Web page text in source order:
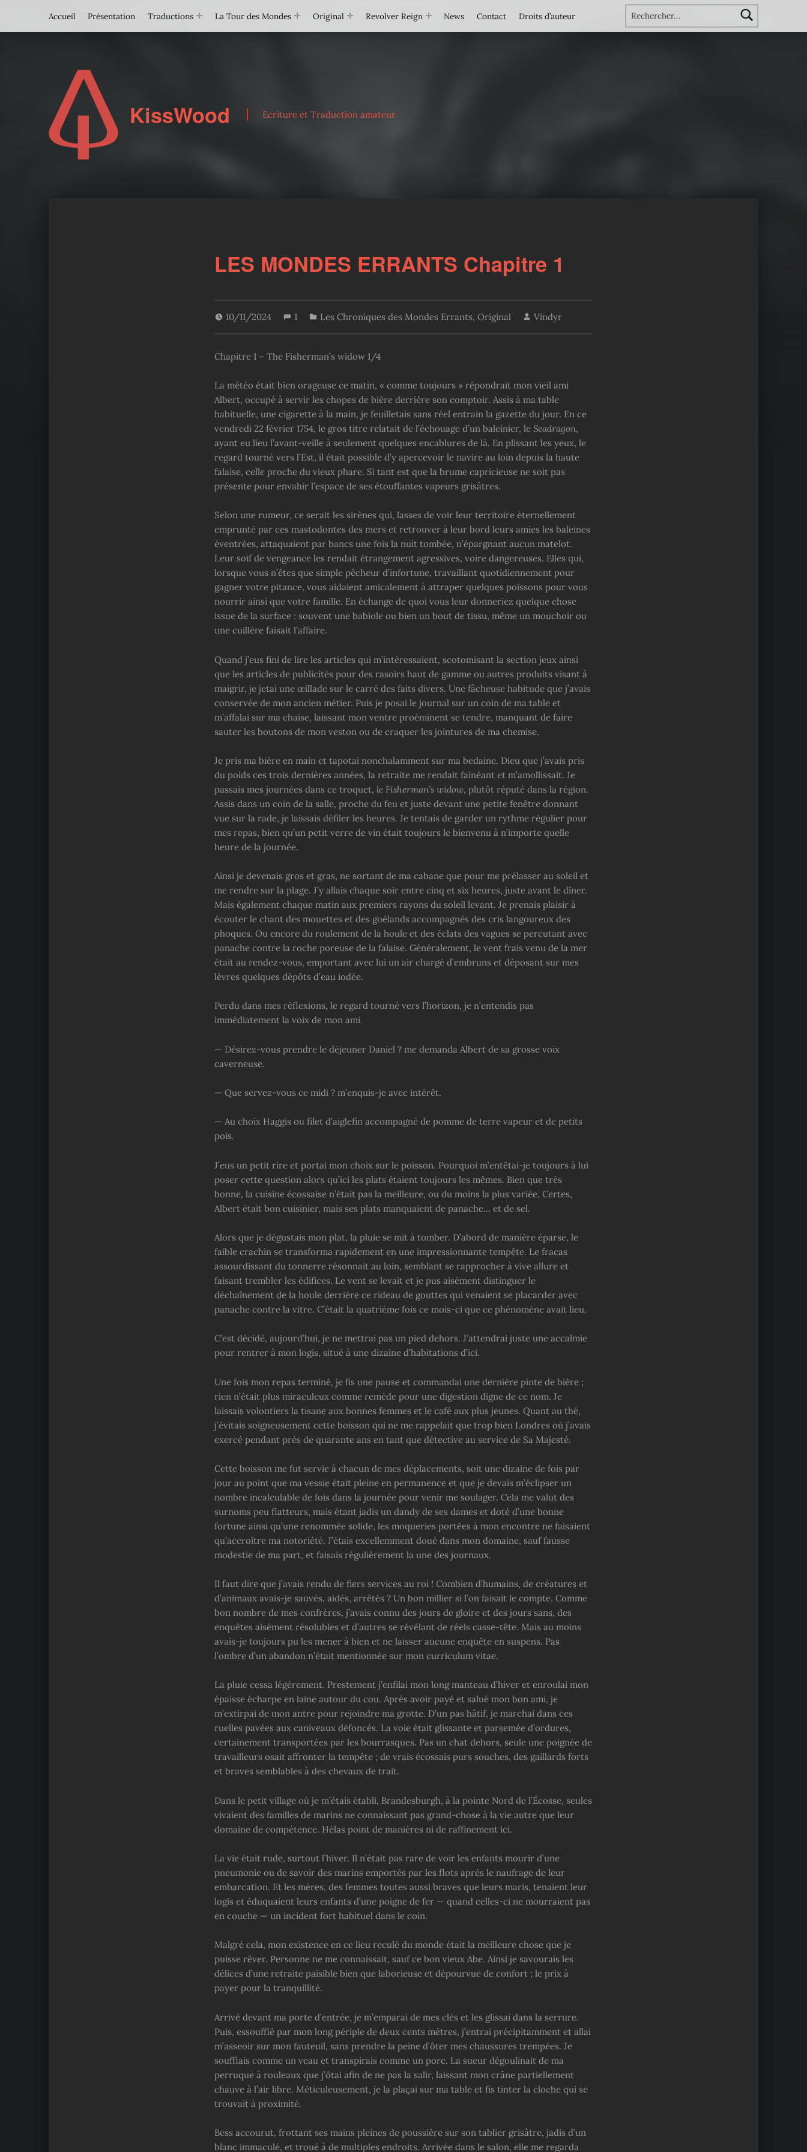
Rechercher :
Accueil
Présentation Traductions La Tour des Mondes Original Revolver Reign News Contact Droits d’auteur
KissWood Ecriture et Traduction amateur
LES MONDES ERRANTS Chapitre 1
10/11/2024 1 Les Chroniques des Mondes Errants, Original Vindyr
Chapitre 1 – The Fisherman’s widow 1/4
La météo était bien orageuse ce matin, « comme toujours » répondrait mon vieil ami
Albert, occupé à servir les chopes de bière derrière son comptoir. Assis à ma table
habituelle, une cigarette à la main, je feuilletais sans réel entrain la gazette du jour. En ce
vendredi 22 février 1754, le gros titre relatait de l’échouage d’un baleinier, le Seadragon,
ayant eu lieu l’avant-veille à seulement quelques encablures de là. En plissant les yeux, le
regard tourné vers l’Est, il était possible d’y apercevoir le navire au loin depuis la haute
falaise, celle proche du vieux phare. Si tant est que la brume capricieuse ne soit pas
présente pour envahir l’espace de ses étouffantes vapeurs grisâtres.
Selon une rumeur, ce serait les sirènes qui, lasses de voir leur territoire éternellement
emprunté par ces mastodontes des mers et retrouver à leur bord leurs amies les baleines
éventrées, attaquaient par bancs une fois la nuit tombée, n’épargnant aucun matelot.
Leur soif de vengeance les rendait étrangement agressives, voire dangereuses. Elles qui,
lorsque vous n’êtes que simple pêcheur d’infortune, travaillant quotidiennement pour
gagner votre pitance, vous aidaient amicalement à attraper quelques poissons pour vous
nourrir ainsi que votre famille. En échange de quoi vous leur donneriez quelque chose
issue de la surface : souvent une babiole ou bien un bout de tissu, même un mouchoir ou
une cuillère faisait l’affaire.
Quand j’eus fini de lire les articles qui m’intéressaient, scotomisant la section jeux ainsi
que les articles de publicités pour des rasoirs haut de gamme ou autres produits visant à
maigrir, je jetai une œillade sur le carré des faits divers. Une fâcheuse habitude que j’avais
conservée de mon ancien métier. Puis je posai le journal sur un coin de ma table et
m’affalai sur ma chaise, laissant mon ventre proéminent se tendre, manquant de faire
sauter les boutons de mon veston ou de craquer les jointures de ma chemise.
Je pris ma bière en main et tapotai nonchalamment sur ma bedaine. Dieu que j’avais pris
du poids ces trois dernières années, la retraite me rendait fainéant et m’amollissait. Je
passais mes journées dans ce troquet, le Fisherman’s widow, plutôt réputé dans la région.
Assis dans un coin de la salle, proche du feu et juste devant une petite fenêtre donnant
vue sur la rade, je laissais défiler les heures. Je tentais de garder un rythme régulier pour
mes repas, bien qu’un petit verre de vin était toujours le bienvenu à n’importe quelle
heure de la journée.
Ainsi je devenais gros et gras, ne sortant de ma cabane que pour me prélasser au soleil et
me rendre sur la plage. J’y allais chaque soir entre cinq et six heures, juste avant le dîner.
Mais également chaque matin aux premiers rayons du soleil levant. Je prenais plaisir à
écouter le chant des mouettes et des goélands accompagnés des cris langoureux des
phoques. Ou encore du roulement de la houle et des éclats des vagues se percutant avec
panache contre la roche poreuse de la falaise. Généralement, le vent frais venu de la mer
était au rendez-vous, emportant avec lui un air chargé d’embruns et déposant sur mes
lèvres quelques dépôts d’eau iodée.
Perdu dans mes réflexions, le regard tourné vers l’horizon, je n’entendis pas
immédiatement la voix de mon ami.
— Désirez-vous prendre le déjeuner Daniel ? me demanda Albert de sa grosse voix
caverneuse.
— Que servez-vous ce midi ? m’enquis-je avec intérêt.
— Au choix Haggis ou filet d’aiglefin accompagné de pomme de terre vapeur et de petits
pois.
J’eus un petit rire et portai mon choix sur le poisson. Pourquoi m’entêtai-je toujours à lui
poser cette question alors qu’ici les plats étaient toujours les mêmes. Bien que très
bonne, la cuisine écossaise n’était pas la meilleure, ou du moins la plus variée. Certes,
Albert était bon cuisinier, mais ses plats manquaient de panache… et de sel.
Alors que je dégustais mon plat, la pluie se mit à tomber. D’abord de manière éparse, le
faible crachin se transforma rapidement en une impressionnante tempête. Le fracas
assourdissant du tonnerre résonnait au loin, semblant se rapprocher à vive allure et
faisant trembler les édifices. Le vent se levait et je pus aisément distinguer le
déchaînement de la houle derrière ce rideau de gouttes qui venaient se placarder avec
panache contre la vitre. C’était la quatrième fois ce mois-ci que ce phénomène avait lieu.
C’est décidé, aujourd’hui, je ne mettrai pas un pied dehors. J’attendrai juste une accalmie
pour rentrer à mon logis, situé à une dizaine d’habitations d’ici.
Une fois mon repas terminé, je fis une pause et commandai une dernière pinte de bière ;
rien n’était plus miraculeux comme remède pour une digestion digne de ce nom. Je
laissais volontiers la tisane aux bonnes femmes et le café aux plus jeunes. Quant au thé,
j’évitais soigneusement cette boisson qui ne me rappelait que trop bien Londres où j’avais
exercé pendant près de quarante ans en tant que détective au service de Sa Majesté.
Cette boisson me fut servie à chacun de mes déplacements, soit une dizaine de fois par
jour au point que ma vessie était pleine en permanence et que je devais m’éclipser un
nombre incalculable de fois dans la journée pour venir me soulager. Cela me valut des
surnoms peu flatteurs, mais étant jadis un dandy de ses dames et doté d’une bonne
fortune ainsi qu’une renommée solide, les moqueries portées à mon encontre ne faisaient
qu’accroître ma notoriété. J’étais excellemment doué dans mon domaine, sauf fausse
modestie de ma part, et faisais régulièrement la une des journaux.
Il faut dire que j’avais rendu de fiers services au roi ! Combien d’humains, de créatures et
d’animaux avais-je sauvés, aidés, arrêtés ? Un bon millier si l’on faisait le compte. Comme
bon nombre de mes confrères, j’avais connu des jours de gloire et des jours sans, des
enquêtes aisément résolubles et d’autres se révélant de réels casse-tête. Mais au moins
avais-je toujours pu les mener à bien et ne laisser aucune enquête en suspens. Pas
l’ombre d’un abandon n’était mentionnée sur mon curriculum vitae.
La pluie cessa légèrement. Prestement j’enfilai mon long manteau d’hiver et enroulai mon
épaisse écharpe en laine autour du cou. Après avoir payé et salué mon bon ami, je
m’extirpai de mon antre pour rejoindre ma grotte. D’un pas hâtif, je marchai dans ces
ruelles pavées aux caniveaux défoncés. La voie était glissante et parsemée d’ordures,
certainement transportées par les bourrasques. Pas un chat dehors, seule une poignée de
travailleurs osait affronter la tempête ; de vrais écossais purs souches, des gaillards forts
et braves semblables à des chevaux de trait.
Dans le petit village où je m’étais établi, Brandesburgh, à la pointe Nord de l’Écosse, seules
vivaient des familles de marins ne connaissant pas grand-chose à la vie autre que leur
domaine de compétence. Hélas point de manières ni de raffinement ici.
La vie était rude, surtout l’hiver. Il n’était pas rare de voir les enfants mourir d’une
pneumonie ou de savoir des marins emportés par les flots après le naufrage de leur
embarcation. Et les mères, des femmes toutes aussi braves que leurs maris, tenaient leur
logis et éduquaient leurs enfants d’une poigne de fer — quand celles-ci ne mourraient pas
en couche — un incident fort habituel dans le coin.
Malgré cela, mon existence en ce lieu reculé du monde était la meilleure chose que je
puisse rêver. Personne ne me connaissait, sauf ce bon vieux Abe. Ainsi je savourais les
délices d’une retraite paisible bien que laborieuse et dépourvue de confort ; le prix à
payer pour la tranquillité.
Arrivé devant ma porte d’entrée, je m’emparai de mes clés et les glissai dans la serrure.
Puis, essoufflé par mon long périple de deux cents mètres, j’entrai précipitamment et allai
m’asseoir sur mon fauteuil, sans prendre la peine d’ôter mes chaussures trempées. Je
soufflais comme un veau et transpirais comme un porc. La sueur dégoulinait de ma
perruque à rouleaux que j’ôtai afin de ne pas la salir, laissant mon crâne partiellement
chauve à l’air libre. Méticuleusement, je la plaçai sur ma table et fis tinter la cloche qui se
trouvait à proximité.
Bess accourut, frottant ses mains pleines de poussière sur son tablier grisâtre, jadis d’un
blanc immaculé, et troué à de multiples endroits. Arrivée dans le salon, elle me regarda